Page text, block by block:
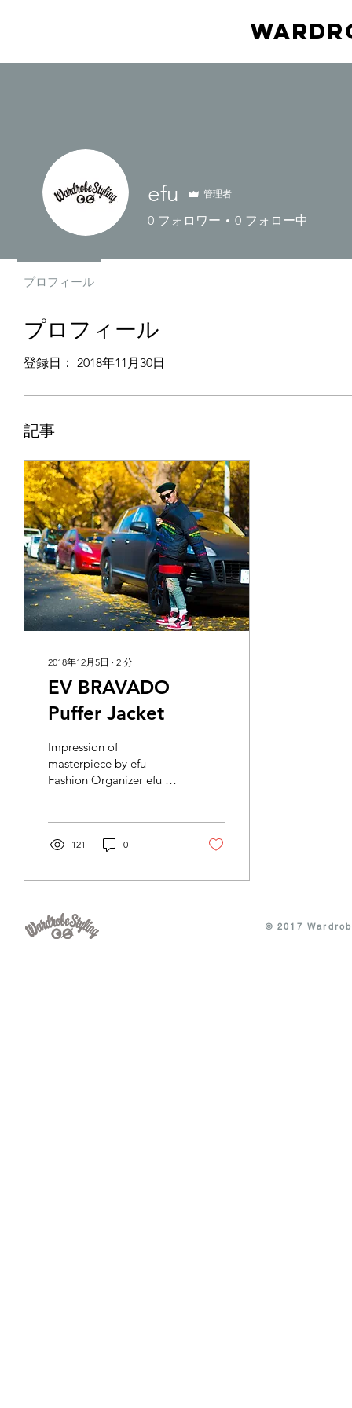
プロフィール
登録日： 2018年11月30日
記事
2018年12月5日 ∙ 2 分
EV BRAVADO
Puffer Jacket
Impression of
masterpiece by efu
Fashion Organizer efu の
ターをラフに重ねて出掛
ない朝。...
121 0
efu 管理者
0 フォロワー 0 フォロー中
プロフィール
© 2017